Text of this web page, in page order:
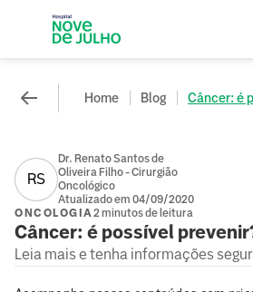
Home Blog Câncer: é
RS
Dr. Renato Santos de
Oliveira Filho - Cirurgião
Oncológico
Atualizado em 04/09/2020
ONCOLOGIA2 minutos de leitura
Câncer: é possível
Leia mais e tenha informações